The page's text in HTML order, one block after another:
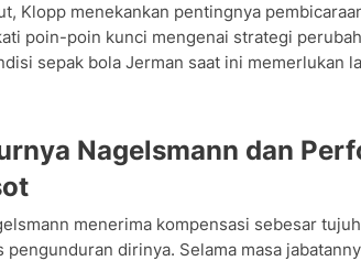
Klopp menekankan pentingnya
poin-poin kunci mengenai strategi
sepak bola Jerman saat ini memerlukan
Nagelsmann dan
menerima kompensasi sebesar
pengunduran dirinya. Selama masa